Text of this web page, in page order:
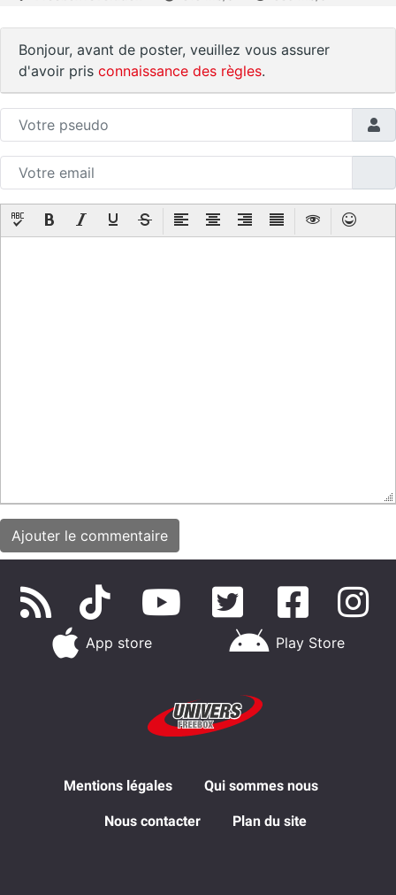
Bonjour, avant de poster, veuillez vous assurer
d'avoir pris connaissance des règles.
App store Play Store
Mentions légales Qui sommes nous
Nous contacter Plan du site